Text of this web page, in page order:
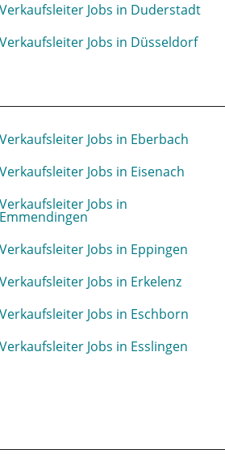
Verkaufsleiter Jobs in Duderstadt
Verkaufsleiter Jobs in Düsseldorf
Verkaufsleiter Jobs in Eberbach
Verkaufsleiter Jobs in Eisenach
Verkaufsleiter Jobs in
Emmendingen
Verkaufsleiter Jobs in Eppingen
Verkaufsleiter Jobs in Erkelenz
Verkaufsleiter Jobs in Eschborn
Verkaufsleiter Jobs in Esslingen